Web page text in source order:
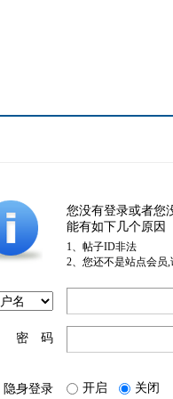
您没有登录或者您
能有如下几个原因
1、帖子ID非法
2、您还不是站点会员
密 码
隐身登录 开启 关闭